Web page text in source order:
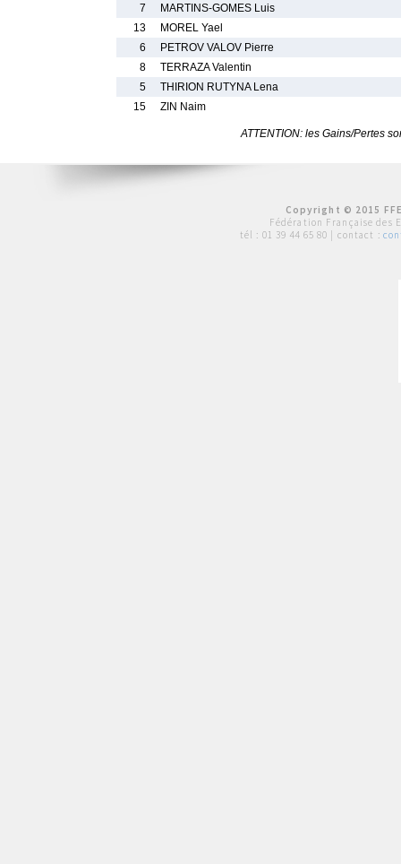
7
MARTINS-GOMES Luis
13
MOREL Yael
6
PETROV VALOV Pierre
8
TERRAZA Valentin
5
THIRION RUTYNA Lena
15
ZIN Naim
ATTENTION: les Gains/Pertes
Copyright © 2015
Fédération Française des
tél : 01 39 44 65 80 | contact :